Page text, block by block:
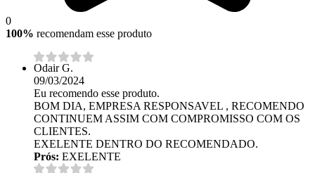
0
100% recomendam esse produto
Odair G.
09/03/2024
Eu recomendo esse produto.
BOM DIA, EMPRESA RESPONSAVEL , RECOMENDO
CONTINUEM ASSIM COM COMPROMISSO COM OS
CLIENTES.
EXELENTE DENTRO DO RECOMENDADO.
Prós: EXELENTE